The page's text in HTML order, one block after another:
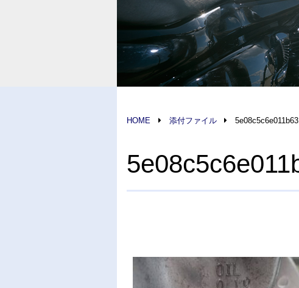
HOME 添付ファイル